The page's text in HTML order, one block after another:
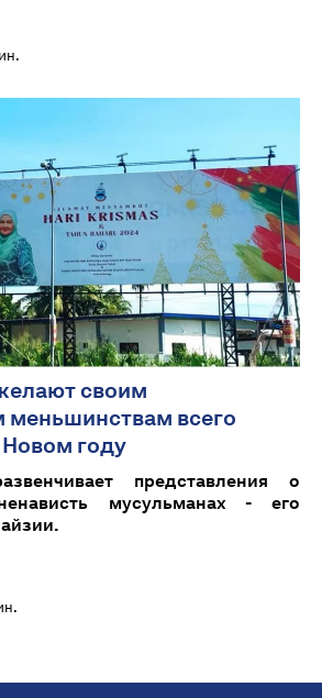
своим
меньшинствам всего
году
представления о
мусульманах - его